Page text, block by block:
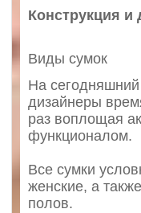
Конструкция
Виды сумок
На
дизайнеры
раз воплощая
функционалом.
Все сумки
женские, а
полов.